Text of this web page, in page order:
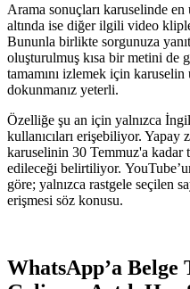
Arama sonuçları karuselinde
altında ise diğer ilgili video
Bununla birlikte sorgunuza
oluşturulmuş kısa bir metini de
tamamını izlemek için
dokunmanız yeterli.
Özelliğe şu an için yalnızca
kullanıcıları erişebiliyor. Yapay
karuselinin 30 Temmuz'a kadar
edileceği belirtiliyor.
göre; yalnızca rastgele seçilen
erişmesi söz konusu.
WhatsApp’a